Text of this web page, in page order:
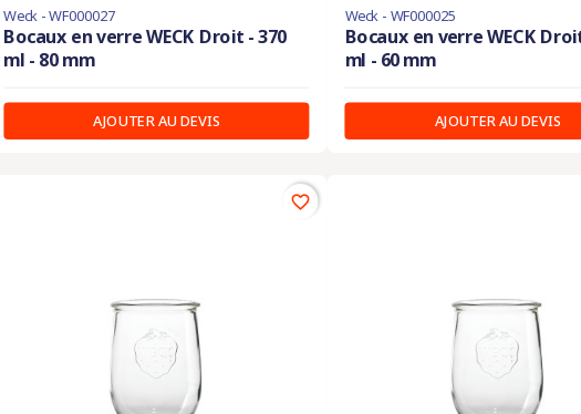
Weck - WF000027
Bocaux en verre WECK Droit - 370
ml - 80 mm
AJOUTER AU DEVIS
Weck - WF000025
Bocaux en verre WECK
ml - 60 mm
AJOUTER AU DEVIS
favorite_border